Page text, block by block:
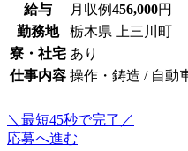
給与 月収例456,000円
勤務地
栃木県 上三川町
寮・社宅 あり
仕事内容 操作・鋳造 / 自動
＼最短45秒で完了／
応募へ進む